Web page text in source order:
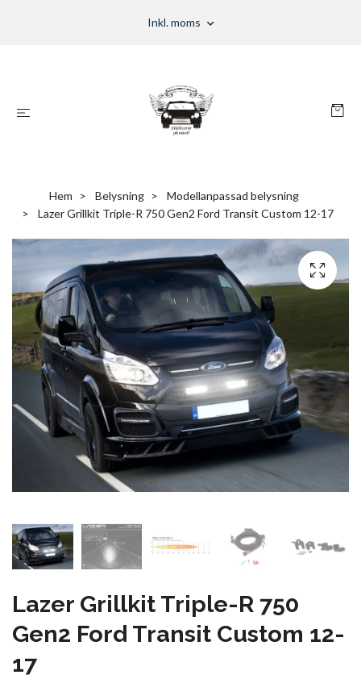
Inkl. moms
Hem Belysning
Modellanpassad belysning
Lazer Grillkit Triple-R 750 Gen2 Ford Transit Custom 12-17
Lazer Grillkit Triple-R 750
Gen2 Ford Transit Custom 12-
17